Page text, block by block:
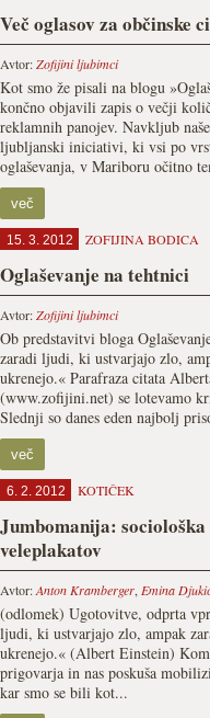
Več oglasov za občinske
Avtor:Zofijini ljubimci
Kot smo že pisali na blogu
končno objavili zapis o večji
reklamnih panojev. Navkljub
ljubljanski iniciativi, ki vsi po
oglaševanja, v Mariboru očitno
več
15. 3. 2012 ZOFIJINA BODICA
Oglaševanje na tehtnici
Avtor:Zofijini ljubimci
Ob predstavitvi bloga
zaradi ljudi, ki ustvarjajo zlo,
ukrenejo.« Parafraza citata
(www.zofijini.net) se lotevamo
Slednji so danes eden najbolj
več
6. 2. 2012 KOTIČEK
Jumbomanija:
veleplakatov
Avtor:Anton Kramberger, Emina
(odlomek) Ugotovitve, odprta
ljudi, ki ustvarjajo zlo, ampak
ukrenejo.« (Albert Einstein)
prigovarja in nas poskuša
kar smo se bili kot...